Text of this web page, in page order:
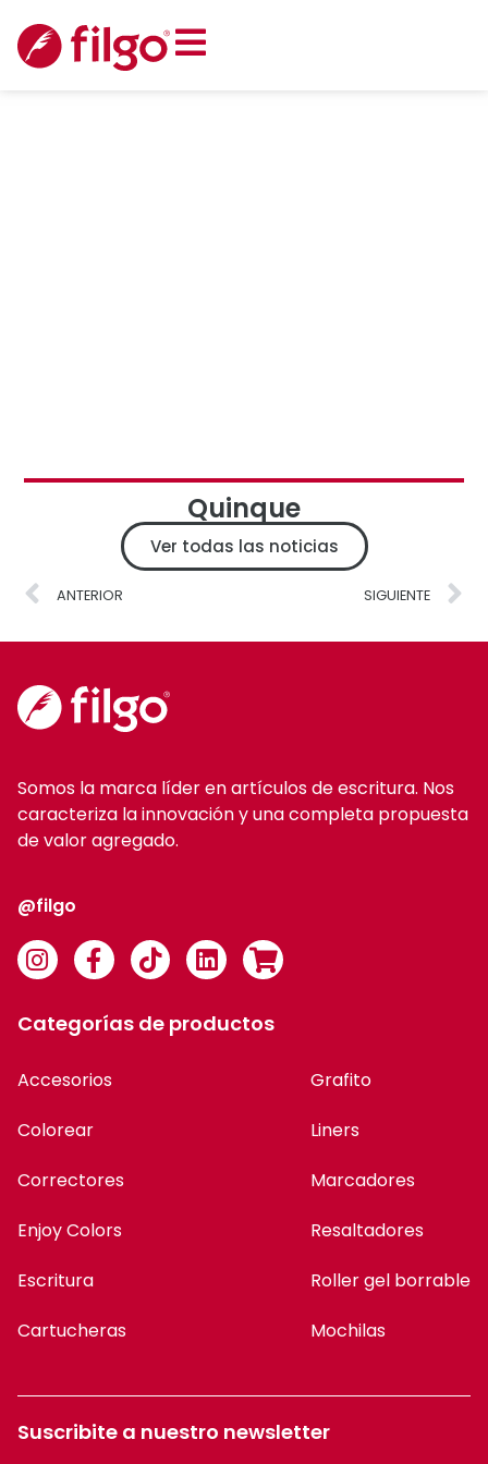
Quinque
Ver todas las noticias
ANTERIOR SIGUIENTE
Somos la marca líder en artículos de escritura. Nos
caracteriza la innovación y una completa propuesta
de valor agregado.
@filgo
Categorías de productos
Accesorios
Colorear
Correctores
Enjoy Colors
Escritura
Cartucheras
Grafito
Liners
Marcadores
Resaltadores
Roller gel borrable
Mochilas
Suscribite a nuestro newsletter